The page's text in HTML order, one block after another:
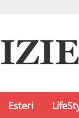
Esteri